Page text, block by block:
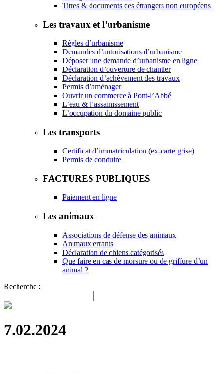
Titres & documents des étrangers non européens
Les travaux et l’urbanisme
Règles d’urbanisme
Demandes d’autorisations d’urbanisme
Déposer une demande d’urbanisme en ligne
Déclaration d’ouverture de chantier
Déclaration d’achèvement des travaux
Permis d’aménager
Ouvrir un commerce à Pont-l’Abbé
L’eau & l’assainissement
L’occupation du domaine public
Les transports
Certificat d’immatriculation (ex-carte grise)
Permis de conduire
FACTURES PUBLIQUES
Paiement en ligne
Les animaux
Associations de défense des animaux
Animaux errants
Déclaration de chiens catégorisés
Que faire en cas de morsure ou de griffure d’un
animal ?
Recherche :
7.02.2024